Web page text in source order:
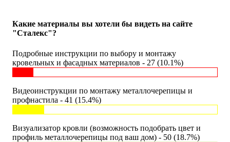
Какие материалы вы хотели бы видеть на сайте
"Сталекс"?
Подробные инструкции по выбору и монтажу
кровельных и фасадных материалов - 27 (10.1%)
Видеоинструкции по монтажу металлочерепицы и
профнастила - 41 (15.4%)
Визуализатор кровли (возможность подобрать цвет и
профиль металлочерепицы под ваш дом) - 50 (18.7%)